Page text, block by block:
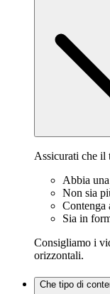
Assicurati che il
Abbia
Non sia
Contenga
Sia in
Consigliamo i
orizzontali.
Che tipo di